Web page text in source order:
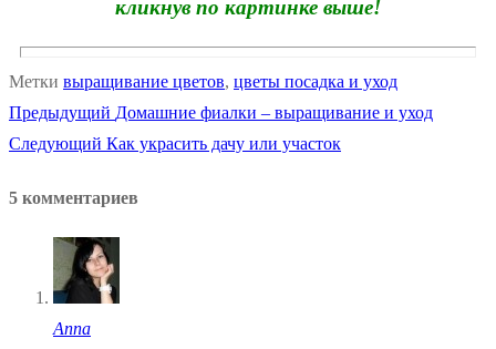
кликнув по картинке выше!
Метки выращивание цветов, цветы посадка и уход
Навигация
записям
Предыдущий Предыдущая
запись:
Домашние фиалки – выращивание и уход
Следующий Следующая
Как украсить дачу или участок
5 комментариев
Anna